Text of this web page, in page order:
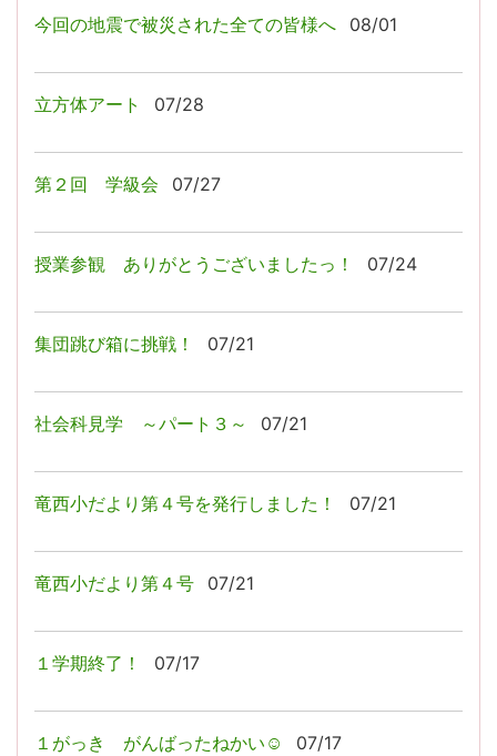
今回の地震で被災された全ての皆様へ 08/01
立方体アート 07/28
第２回 学級会 07/27
授業参観 ありがとうございましたっ！ 07/24
集団跳び箱に挑戦！ 07/21
社会科見学 ～パート３～ 07/21
竜西小だより第４号を発行しました！ 07/21
竜西小だより第４号 07/21
１学期終了！ 07/17
１がっき がんばったねかい☺ 07/17